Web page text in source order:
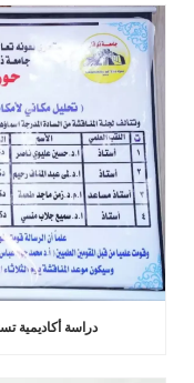
دراسة أكاديمية